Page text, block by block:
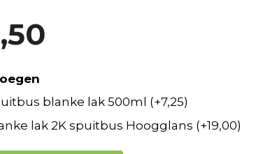
blanke lak 500ml (+7,25)
lak 2K spuitbus Hoogglans (+19,00)